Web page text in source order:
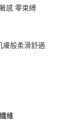
。 讓您購物簡單
感 零束縛
膚般柔滑舒適
維